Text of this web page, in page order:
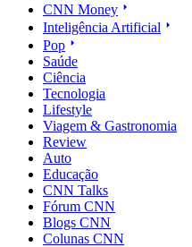
CNN Money
Inteligência Artificial
Pop
Saúde
Ciência
Tecnologia
Lifestyle
Viagem & Gastronomia
Review
Auto
Educação
CNN Talks
Fórum CNN
Blogs CNN
Colunas CNN